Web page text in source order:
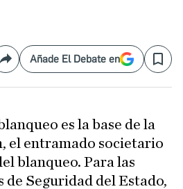
CompartirAñade El Debate en Save
es la base de la
el entramado societario
blanqueo. Para las
de Seguridad del Estado,